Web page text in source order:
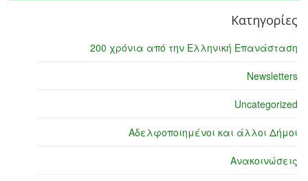
Κατηγορίες
200 χρόνια από την Ελληνική Επανάσταση
Newsletters
Uncategorized
Αδελφοποιημένοι και άλλοι Δήμοι
Ανακοινώσεις